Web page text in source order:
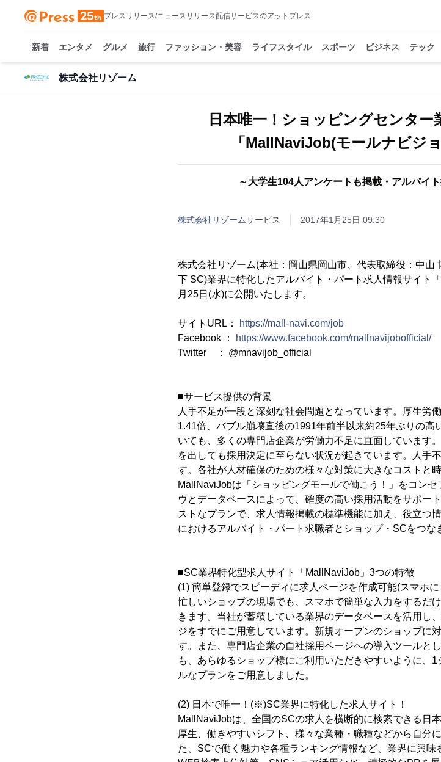
プレスリリース/ニュースリリース配信サービスのアットプレス
新着 エンタメ グルメ 旅行 ファッション・美容 ライフスタイル スポーツ ビジネス テック
株式会社リゾーム
日本唯一！ショッピングセンター
「MallNaviJob(モールナビジ
～大学生104人アンケートも掲載・アルバイ
株式会社リゾームサービス 2017年1月25日 09:30
株式会社リゾーム(本社：岡山県岡山市、代表取締役：中山
下 SC)業界に特化したアルバイト・パート求人情報サイト
月25日(水)に公開いたします。
サイトURL：
https://mall-navi.com/job
Facebook ：
https://www.facebook.com/mallnavijobofficial/
Twitter ： @mnavijob_official
■サービス提供の背景
人手不足が一段と深刻な社会問題となっています。厚生労
1.41倍、バブル崩壊直後の1991年前半以来約25年ぶりの
いても、多くの専門店企業が労働力不足に直面しています
を出しても採用決定に至らない状況が起きています。人手
す。各社が人材確保のための様々な対策に大きなコストと
MallNaviJobは「ショッピングモールで働こう！」をコン
ウとデータベースによって、確度の高い採用活動をサポー
ストなプランで、求人情報掲載の標準機能に加え、役立つ
におけるアルバイト・パート求職者とショップ・SCをつな
■SC業界特化型求人サイト「MallNaviJob」3つの特徴
(1) 簡単登録でスピーディに求人ページを作成可能(スマホ
忙しいショップの現場でも、スマホで簡単な入力をするだ
きます。当社が蓄積している業界のデータベースを活用し
ジをすでにご用意しています。新規オープンのショップに
す。また、専門店企業の自社採用ページへの導入ツールと
も、あらゆるショップ様にご利用いただきやすいように、
ルなプランをご用意しました。
(2) 日本で唯一！(※)SC業界に特化した求人サイト！
MallNaviJobは、全国のSCの求人を横断的に検索できる日
厚生、働きやすいシフト、様々な業種・職種などから自分
た、SCで働く魅力や各種ランキング情報など、業界に興味